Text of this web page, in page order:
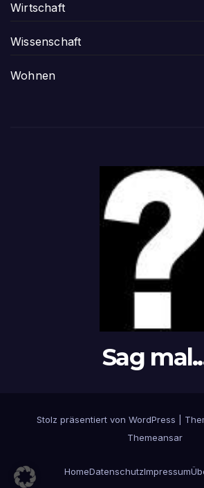
Wirtschaft
Wissenschaft
Wohnen
Sag
Stolz präsentiert von WordPress
Themeansar
HomeDatenschutzImpressum